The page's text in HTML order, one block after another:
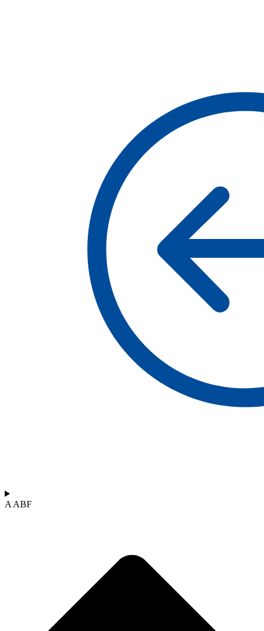
A ABF